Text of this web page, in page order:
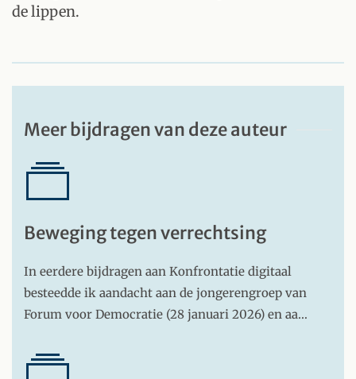
de lippen.
Meer bijdragen van deze auteur
Beweging tegen verrechtsing
In eerdere bijdragen aan Konfrontatie digitaal
besteedde ik aandacht aan de jongerengroep van
Forum voor Democratie (28 januari 2026) en aa…